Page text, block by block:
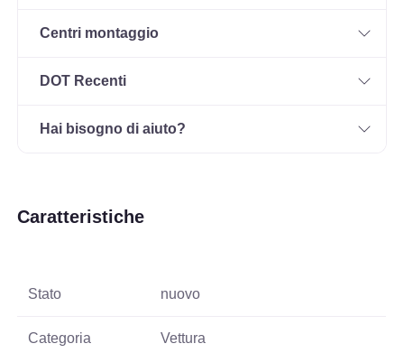
Centri montaggio
DOT Recenti
Hai bisogno di aiuto?
Caratteristiche
Stato nuovo
Categoria Vettura